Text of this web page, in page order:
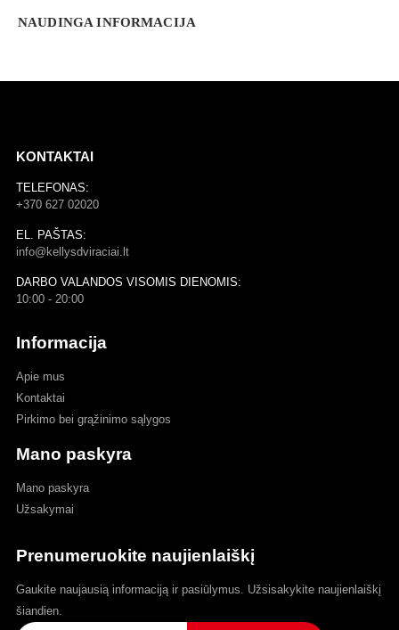
NAUDINGA INFORMACIJA
KONTAKTAI
TELEFONAS:
+370 627 02020
EL. PAŠTAS:
info@kellysdviraciai.lt
DARBO VALANDOS VISOMIS DIENOMIS:
10:00 - 20:00
Informacija
Apie mus
Kontaktai
Pirkimo bei grąžinimo sąlygos
Mano paskyra
Mano paskyra
Užsakymai
Prenumeruokite naujienlaiškį
Gaukite naujausią informaciją ir pasiūlymus. Užsisakykite naujienlaiškį
šiandien.